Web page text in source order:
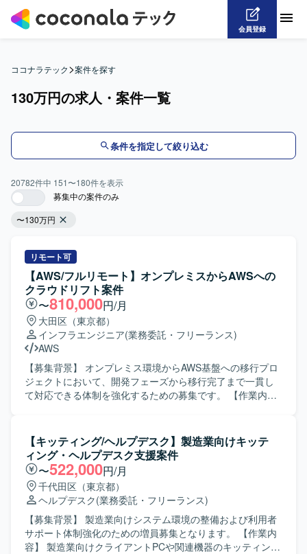
会員登録
ココナラテック>案件を探す
130万円の求人・案件一覧
条件を指定して絞り込む
20782件中 151〜180件を表示
募集中の案件のみ
〜130万円
リモート可
【AWS/フルリモート】オンプレミスからAWSへの
クラウドリフト案件
〜810,000円/月
大田区（東京都）
インフラエンジニア(業務委託・フリーランス)
AWS
【募集背景】 オンプレミス環境からAWS基盤への移行プロ
ジェクトにおいて、開発フェーズから移行完了まで一貫し
て対応できる体制を強化するための募集です。 【作業内
きます。具体的には、移行に伴うプログラムの改修、テス
ト、実装、設計修正などの対応や、AWS環境の構築、各種
ドキュメントの作成を担当していただきます。既存プログ
ラムの改修から新環境構築、移行完了までの一連のフェー
ズに参画していただきます。 【求める人物像】 プロジェク
ト全体を自分の担当範囲として捉え、主体的に課題を発見
しながら業務を遂行できる方を求めています。チームメン
バーと協力しながら責任感を持ってタスクを完遂できる
方、初級者にもわかりやすいドキュメントを作成し、情報
【キッティング/ヘルプデスク】製造業向けキッテ
ィング・ヘルプデスク支援案件
〜522,000円/月
千代田区（東京都）
ヘルプデスク(業務委託・フリーランス)
【募集背景】 製造業向けシステム環境の整備および利用者
サポート体制強化のための増員募集となります。 【作業内
容】 製造業向けクライアントPCや関連機器のキッティング